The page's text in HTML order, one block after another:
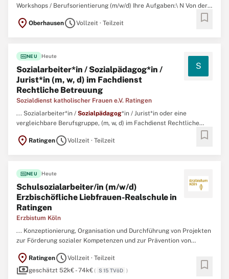
Workshops / Berufsorientierung (m/w/d) Ihre Aufgaben:\ N Von der
Projekte zu unterschiedlichen Themen, um Teilnehmende bei der
location_on OberhausenscheduleVollzeit · Teilzeit bookmark
fiber_newNEU Heute
Sozialarbeiter*in / Sozialpädagog*in /
Jurist*in (m, w, d) im Fachdienst
Rechtliche Betreuung
Sozialdienst katholischer Frauen e.V. Ratingen
S
... Sozialarbeiter*in / Sozialpädagog*in / Jurist*in oder eine
vergleichbare Berufsgruppe, (m, w, d) im Fachdienst Rechtliche
rechtlicher Betreuungen • Rechtliche Vertretung im Sinne der
location_on RatingenscheduleVollzeit · Teilzeit bookmark
fiber_newNEU Heute
Schulsozialarbeiter/in (m/w/d)
Erzbischöfliche Liebfrauen-Realschule in
Ratingen
Erzbistum Köln
... Konzeptionierung, Organisation und Durchführung von Projekten
zur Förderung sozialer Kompetenzen und zur Prävention von
regionalen und diözesanen Vernetzungstreffen Anforderungsprofil
Ihr Profil: • Qualifikation als Sozialarbeiter/in oder
Sozialpädagog
location_on RatingenscheduleVollzeit · Teilzeit
paymentsgeschätzt 52k€ - 74k€( S 15 TVöD ) bookmark